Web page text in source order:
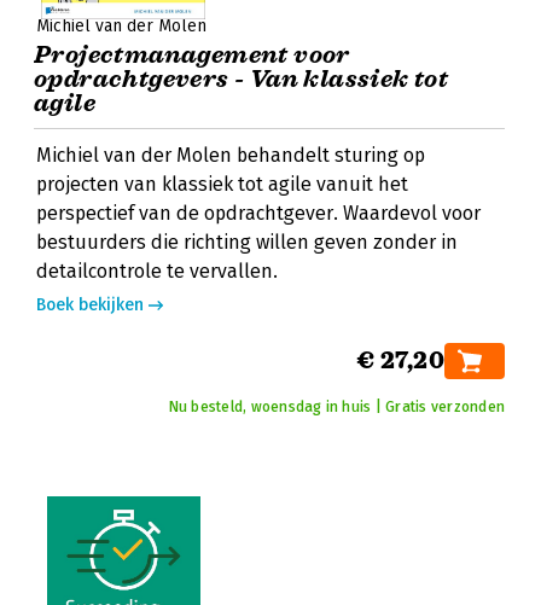
Michiel van der Molen
Projectmanagement voor
opdrachtgevers - Van klassiek tot
agile
Michiel van der Molen behandelt sturing op
projecten van klassiek tot agile vanuit het
perspectief van de opdrachtgever. Waardevol voor
bestuurders die richting willen geven zonder in
detailcontrole te vervallen.
Boek bekijken
€ 27,20
Nu besteld, woensdag in huis | Gratis verzonden